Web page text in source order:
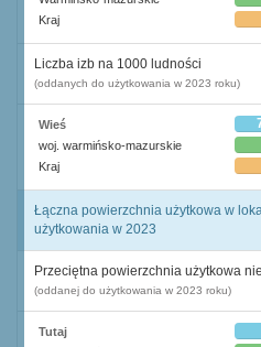
Kraj
Liczba izb na 1000 ludności
(oddanych do użytkowania w 2023 roku)
Wieś
woj. warmińsko-mazurskie
Kraj
Łączna powierzchnia użytkowa w
użytkowania w 2023
Przeciętna powierzchnia użytkowa
(oddanej do użytkowania w 2023 roku)
Tutaj